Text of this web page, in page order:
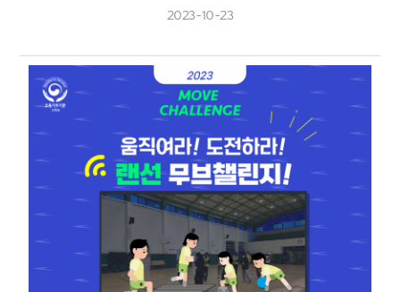
2023-10-23